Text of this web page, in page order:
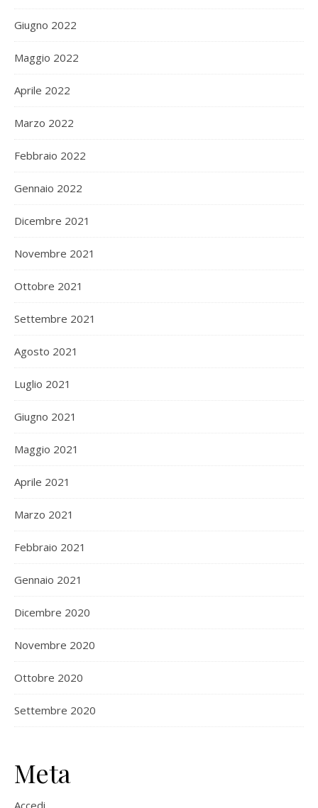
Giugno 2022
Maggio 2022
Aprile 2022
Marzo 2022
Febbraio 2022
Gennaio 2022
Dicembre 2021
Novembre 2021
Ottobre 2021
Settembre 2021
Agosto 2021
Luglio 2021
Giugno 2021
Maggio 2021
Aprile 2021
Marzo 2021
Febbraio 2021
Gennaio 2021
Dicembre 2020
Novembre 2020
Ottobre 2020
Settembre 2020
Meta
Accedi